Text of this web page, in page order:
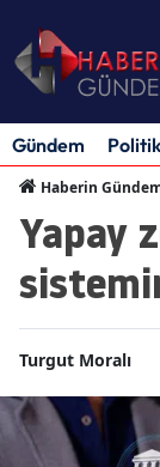
Gündem
Haberin
Yapay
Turgut Moralı